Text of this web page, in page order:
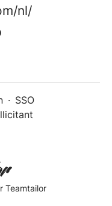
nl/
· SSO
Teamtailor